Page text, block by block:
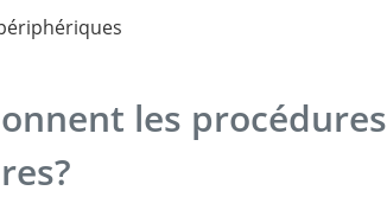
les procédures